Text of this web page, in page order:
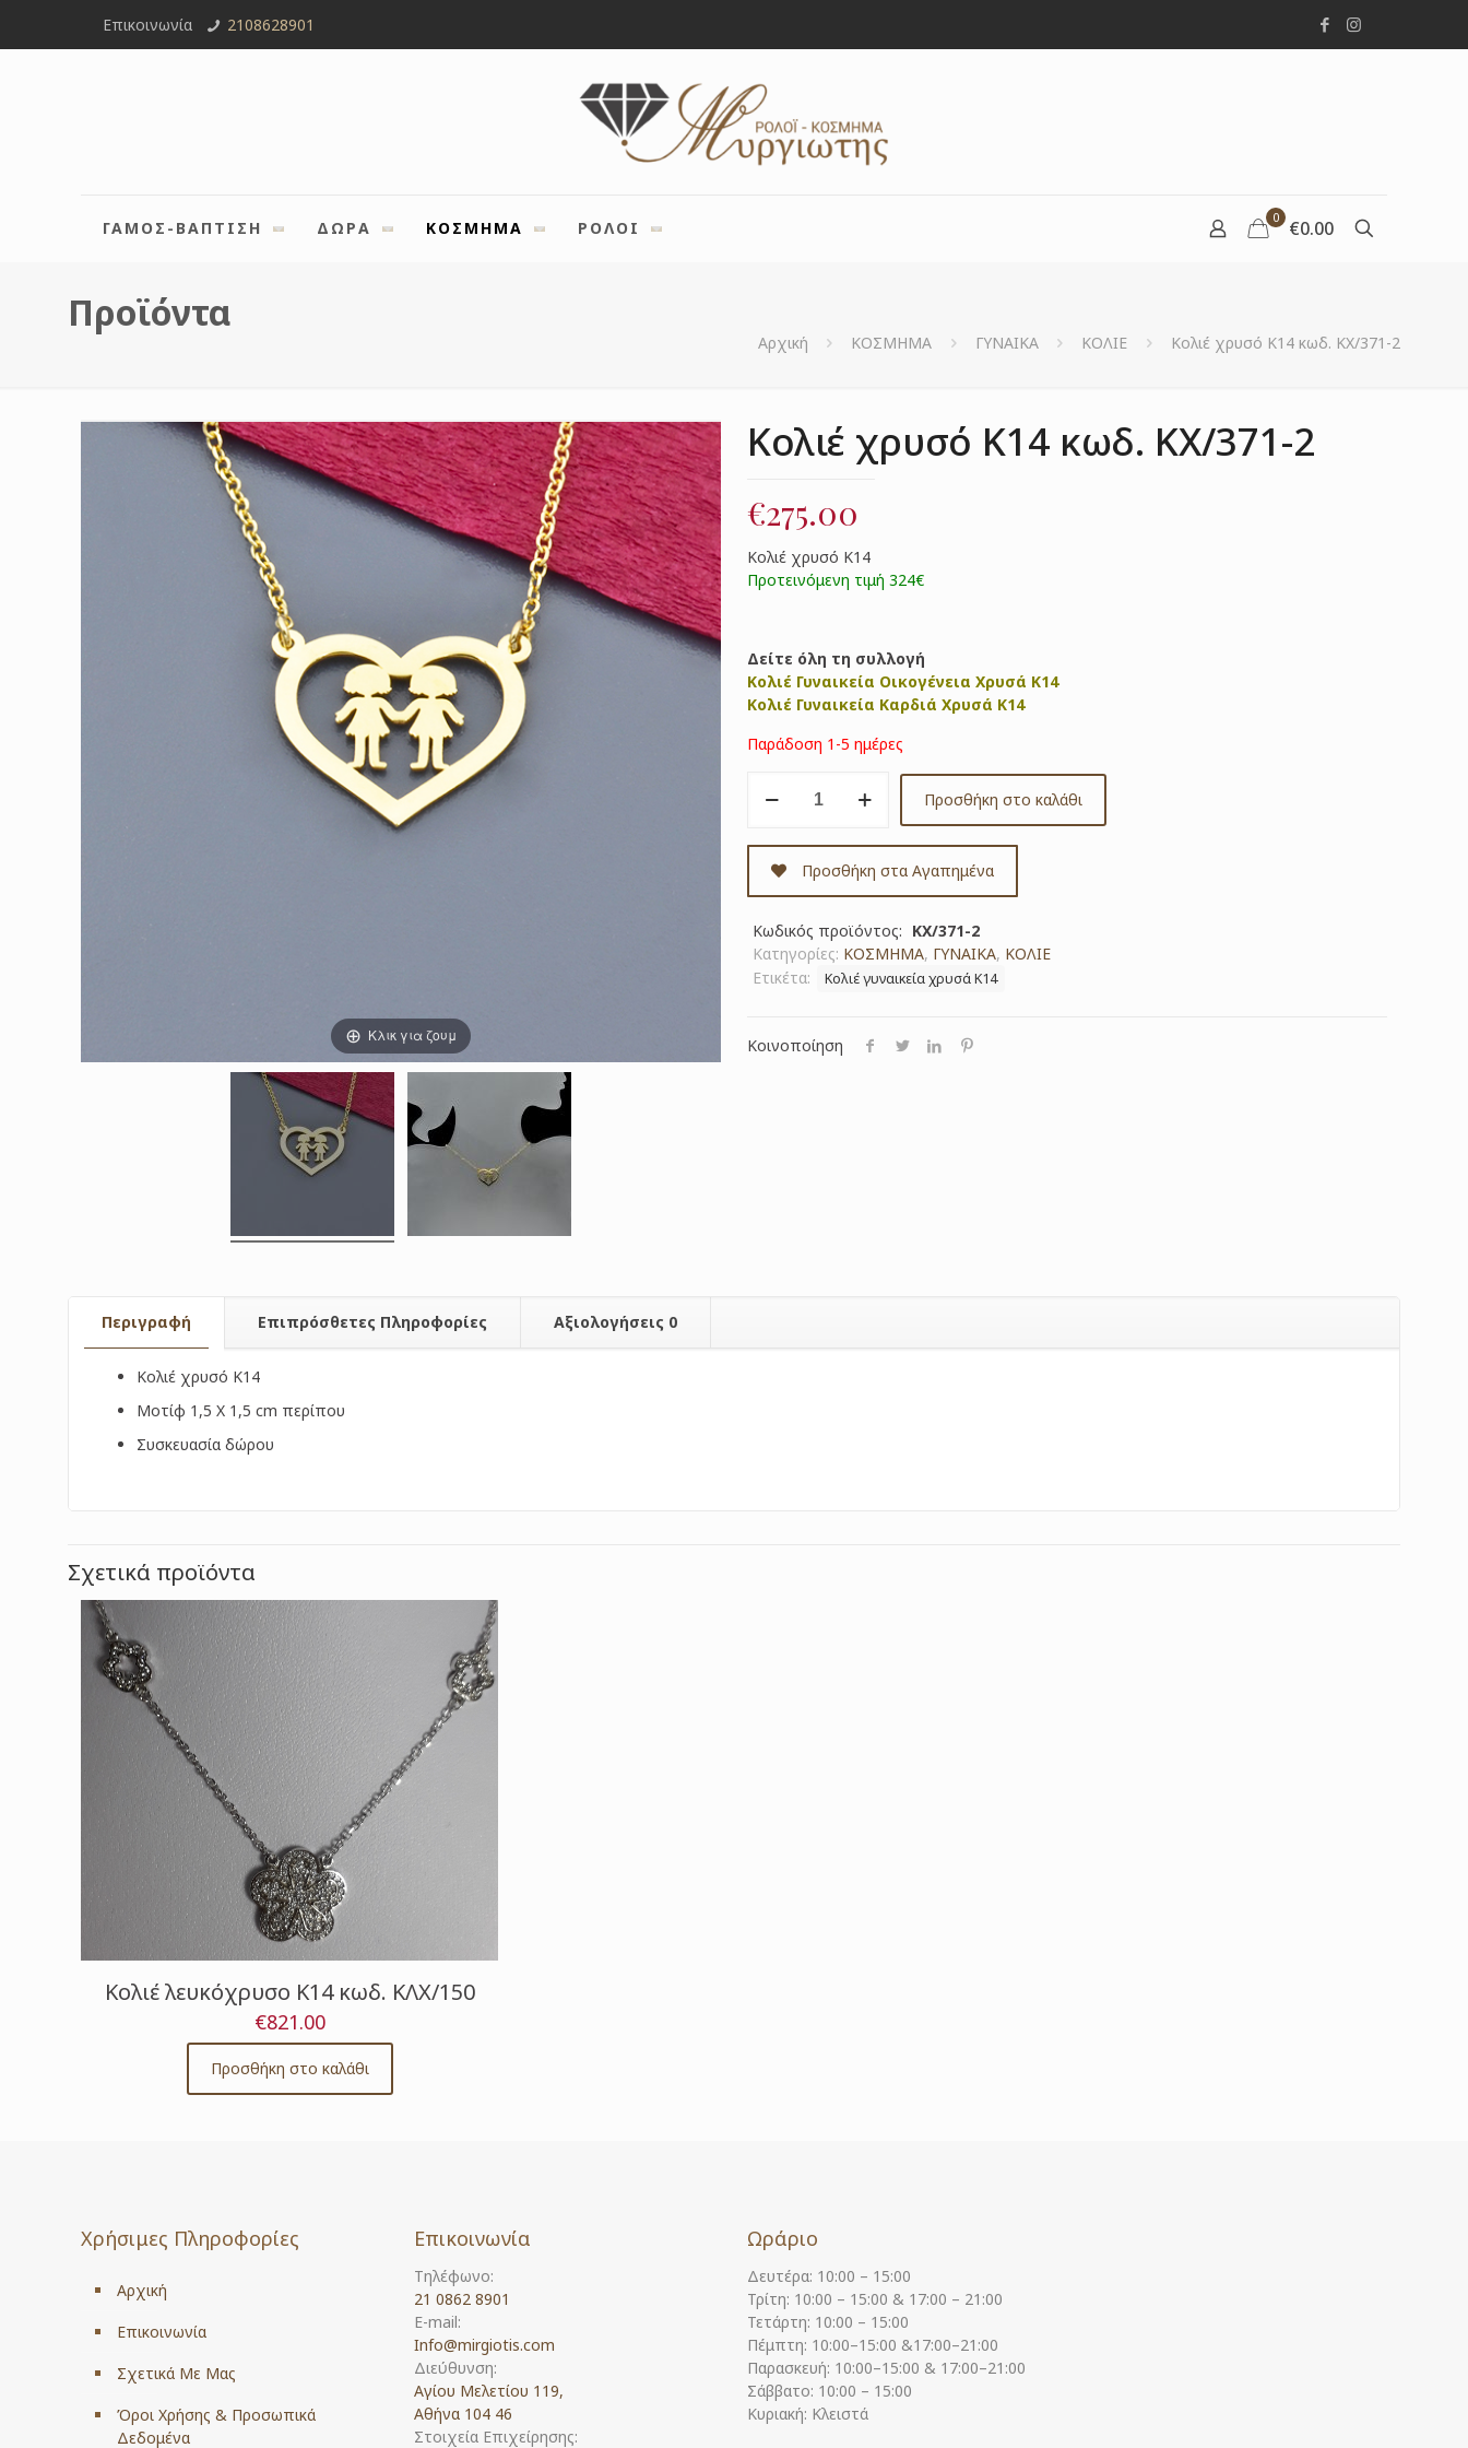
Επικοινωνία 2108628901
ΓΑΜΟΣ-ΒΑΠΤΙΣΗ ΔΩΡΑ ΚΟΣΜΗΜΑ ΡΟΛΟΙ
0 €0.00
Προϊόντα
Αρχική ΚΟΣΜΗΜΑ ΓΥΝΑΙΚΑ ΚΟΛΙΕ Κολιέ χρυσό Κ14 κωδ. ΚΧ/371-2
Κλικ για ζουμ
Κολιέ χρυσό Κ14 κωδ. ΚΧ/371-2
€275.00
Κολιέ χρυσό Κ14
Προτεινόμενη τιμή 324€
Δείτε όλη τη συλλογή
Κολιέ Γυναικεία Οικογένεια Χρυσά Κ14
Κολιέ Γυναικεία Καρδιά Χρυσά Κ14
Παράδοση 1-5 ημέρες
χρυσό
κωδ.
ΚΧ/371-
2
ποσότητα
Προσθήκη στο καλάθι
Προσθήκη στα Αγαπημένα
Κωδικός προϊόντος: ΚΧ/371-2
Κατηγορίες: ΚΟΣΜΗΜΑ, ΓΥΝΑΙΚΑ, ΚΟΛΙΕ
Ετικέτα:
Κολιέ γυναικεία χρυσά Κ14
Κοινοποίηση
Περιγραφή Επιπρόσθετες Πληροφορίες Αξιολογήσεις 0
Κολιέ χρυσό Κ14
Μοτίφ 1,5 Χ 1,5 cm περίπου
Συσκευασία δώρου
Σχετικά προϊόντα
Κολιέ λευκόχρυσο Κ14 κωδ. ΚΛΧ/150
€821.00
Προσθήκη στο καλάθι
Χρήσιμες Πληροφορίες
Αρχική
Επικοινωνία
Σχετικά Με Μας
Όροι Χρήσης & Προσωπικά
Δεδομένα
Επικοινωνία
Τηλέφωνο:
21 0862 8901
E-mail:
Info@mirgiotis.com
Διεύθυνση:
Αγίου Μελετίου 119,
Αθήνα 104 46
Στοιχεία Επιχείρησης:
Ωράριο
Δευτέρα: 10:00 – 15:00
Τρίτη: 10:00 – 15:00 & 17:00 – 21:00
Τετάρτη: 10:00 – 15:00
Πέμπτη: 10:00–15:00 &17:00–21:00
Παρασκευή: 10:00–15:00 & 17:00–21:00
Σάββατο: 10:00 – 15:00
Κυριακή: Κλειστά